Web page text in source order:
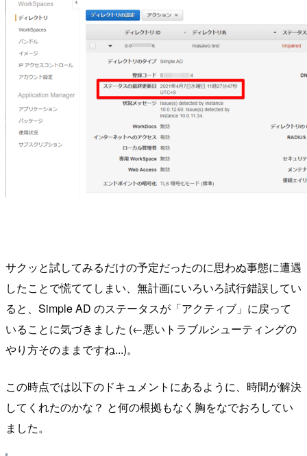
サクッと試してみるだけの予定だったのに思わぬ事態に遭遇
したことで慌ててしまい、無計画にいろいろ試行錯誤してい
ると、Simple AD のステータスが「アクティブ」に戻って
いることに気づきました (←悪いトラブルシューティングの
やり方そのままですね...)。
この時点では以下のドキュメントにあるように、時間が解決
してくれたのかな？ と何の根拠もなく胸をなでおろしてい
ました。